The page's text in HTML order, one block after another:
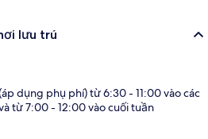
lưu trú
dụng phụ phí) từ 6:30 - 11:00 vào các
từ 7:00 - 12:00 vào cuối tuần